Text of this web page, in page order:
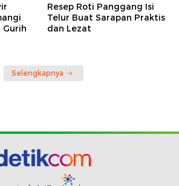
Resep Roti Panggang Isi
Telur Buat Sarapan Praktis
dan Lezat
Selengkapnya